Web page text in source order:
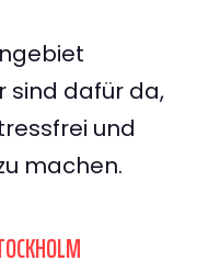
sind dafür da,
und
machen.